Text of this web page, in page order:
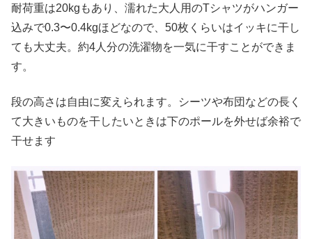
耐荷重は20kgもあり、濡れた大人用のTシャツがハンガー
込みで0.3〜0.4kgほどなので、50枚くらいはイッキに干し
ても大丈夫。約4人分の洗濯物を一気に干すことができま
す。
段の高さは自由に変えられます。シーツや布団などの長く
て大きいものを干したいときは下のポールを外せば余裕で
干せます